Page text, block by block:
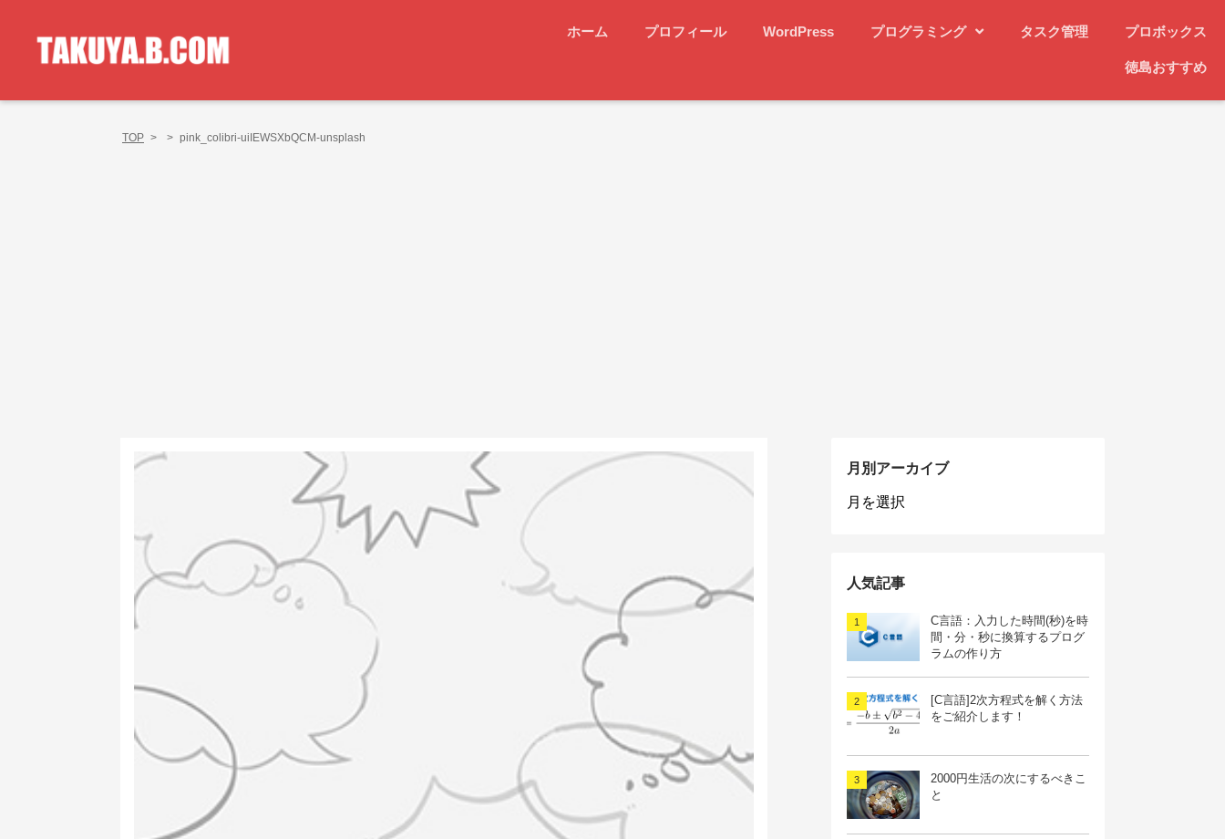
ホーム プロフィール WordPress プログラミング タスク管理 プロボックス
徳島おすすめ
TOP > > pink_colibri-uiIEWSXbQCM-unsplash
月別アーカイブ
月
カ
ブ
人気記事
C言語：入力した時間(秒)を時
間・分・秒に換算するプログ
ラムの作り方
[C言語]2次方程式を解く方法
をご紹介します！
2000円生活の次にするべきこ
と